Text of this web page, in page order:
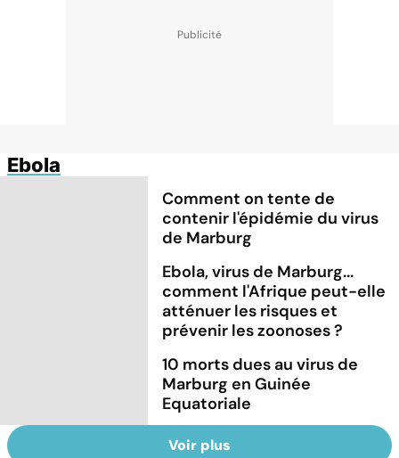
Ebola
Comment on tente de
contenir l'épidémie du virus
de Marburg
Ebola, virus de Marburg...
comment l'Afrique peut-elle
atténuer les risques et
prévenir les zoonoses ?
10 morts dues au virus de
Marburg en Guinée
Equatoriale
Voir plus